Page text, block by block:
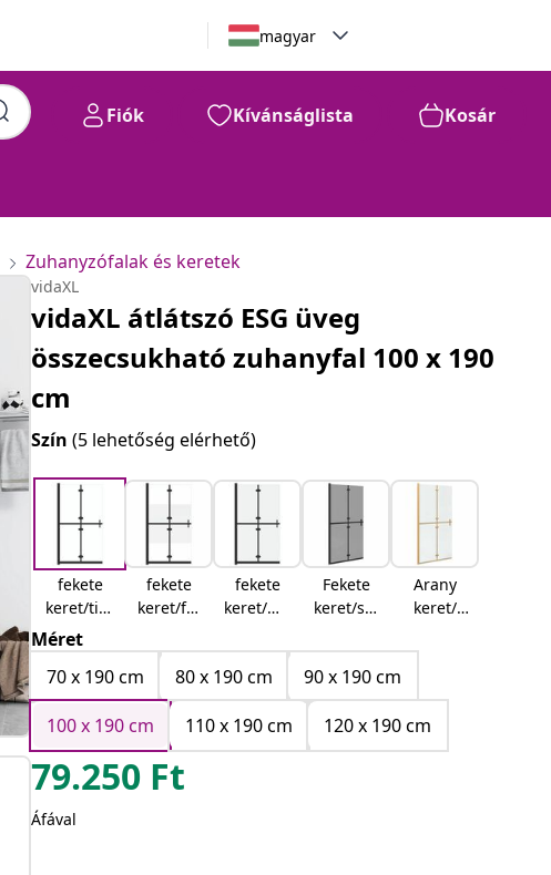
magyar
Fiók Kívánságlista Kosár
Zuhanyzófalak és keretek
vidaXL
vidaXL átlátszó ESG üveg
összecsukható zuhanyfal 100 x 190
cm
Szín(5 lehetőség elérhető)
fekete
keret/tisz
ta üveg
fekete
keret/fél
üveg
fekete
keret/má
Fekete
keret/söt
átlátszó
üveg
Arany
keret/
üveg
Méret
70 x 190 cm
80 x 190 cm
90 x 190 cm
100 x 190 cm
110 x 190 cm 120 x 190 cm
79.250 Ft
Áfával